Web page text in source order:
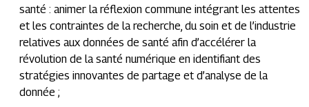
santé : animer la réflexion commune intégrant les attentes
et les contraintes de la recherche, du soin et de l’industrie
relatives aux données de santé afin d’accélérer la
révolution de la santé numérique en identifiant des
stratégies innovantes de partage et d’analyse de la
donnée ;